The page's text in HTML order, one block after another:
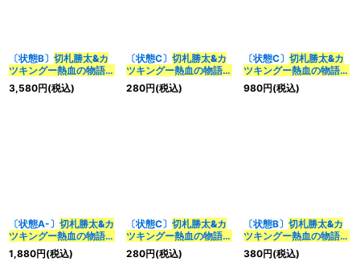
〔状態B〕 切札勝太&カ
ツキングー熱血の物語ー
【DSR】{ART171/5}
《多》
3,580円(税込)
〔状態C〕 切札勝太&カ
ツキングー熱血の物語ー
【DSR】{BD191/14}
《多》
280円(税込)
〔状態C〕 切札勝太&カ
ツキングー熱血の物語ー
【DSR】{EX152/100}
《多》
980円(税込)
〔状態A-〕 切札勝太&カ
ツキングー熱血の物語ー
【DSR】{EX152/100}
《多》
1,880円(税込)
〔状態C〕 切札勝太&カ
ツキングー熱血の物語ー
【DSR】{25SP11/16}
《多》
280円(税込)
〔状態B〕 切札勝太&カ
ツキングー熱血の物語ー
【DSR】{25SP11/16}
《多》
380円(税込)